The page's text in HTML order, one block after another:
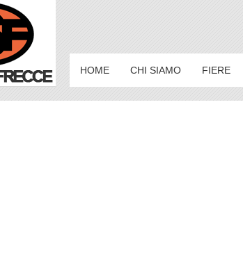
HOME CHI SIAMO FIERE